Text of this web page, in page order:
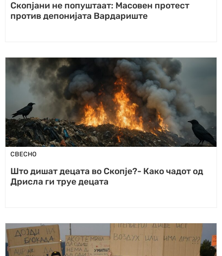
Скопјани не попуштаат: Масовен протест
против депонијата Вардариште
СВЕСНО
Што дишат децата во Скопје?- Како чадот од
Дрисла ги труе децата